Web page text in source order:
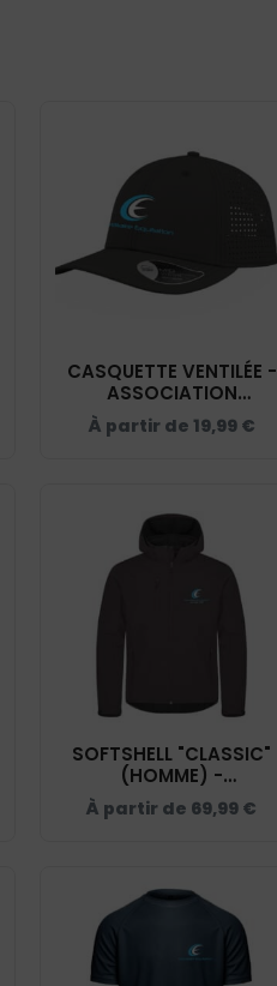
CASQUETTE VENTILÉE -
ASSOCIATION
CAVALAIRE EQUITATION
- GRIS ANTHRACITE -
À partir de 19,99 €
SOFTSHELL "CLASSIC"
(HOMME) -
ASSOCIATION
CAVALAIRE EQUITATION
À partir de 69,99 €